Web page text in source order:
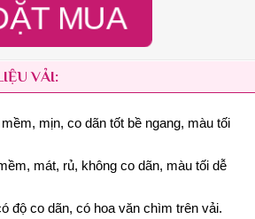
MUA
VẢI:
mềm, mịn, co dãn tốt bề ngang, màu tối
mát, rủ, không co dãn, màu tối dễ
độ co dãn, có hoa văn chìm trên vải.